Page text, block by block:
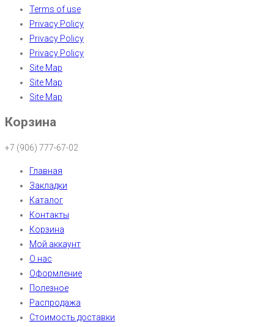
Terms of use
Privacy Policy
Privacy Policy
Privacy Policy
Site Map
Site Map
Site Map
Корзина
+7 (906) 777-67-02
Главная
Закладки
Каталог
Контакты
Корзина
Мой аккаунт
О нас
Оформление
Полезное
Распродажа
Стоимость доставки